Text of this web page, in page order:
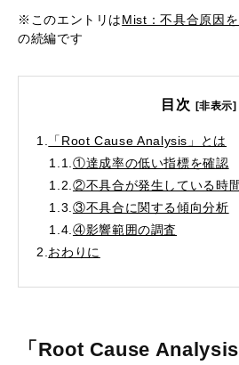
※このエントリはMist：不具合原因
の続編です
目次 [非表示]
1.
「Root Cause Analysis」とは
1.1. ①達成率の低い指標を確認
1.2. ②不具合が発生している時
1.3. ③不具合に関する傾向分析
1.4. ④影響範囲の調査
2. おわりに
「Root Cause